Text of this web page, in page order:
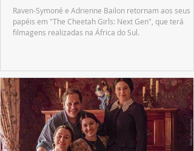
Raven-Symoné e Adrienne Bailon retornam aos seus
papéis em "The Cheetah Girls: Next Gen", que terá
filmagens realizadas na África do Sul.